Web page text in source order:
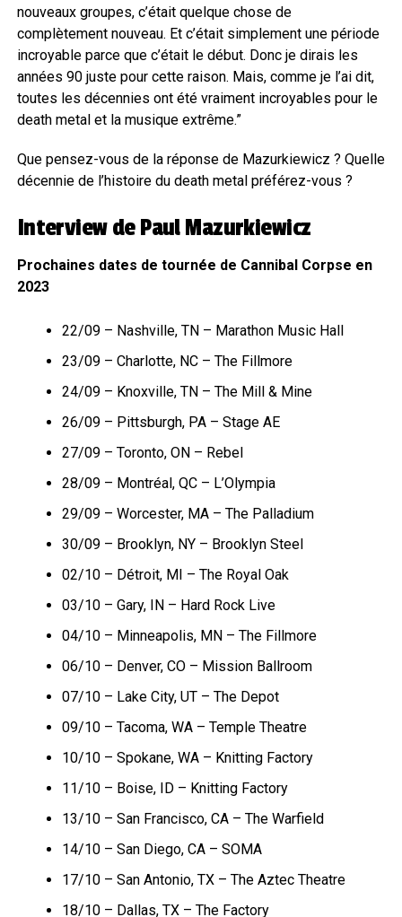
nouveaux groupes, c’était quelque chose de
complètement nouveau. Et c’était simplement une période
incroyable parce que c’était le début. Donc je dirais les
années 90 juste pour cette raison. Mais, comme je l’ai dit,
toutes les décennies ont été vraiment incroyables pour le
death metal et la musique extrême.”
Que pensez-vous de la réponse de Mazurkiewicz ? Quelle
décennie de l’histoire du death metal préférez-vous ?
Interview de Paul Mazurkiewicz
Prochaines dates de tournée de Cannibal Corpse en
2023
22/09 – Nashville, TN – Marathon Music Hall
23/09 – Charlotte, NC – The Fillmore
24/09 – Knoxville, TN – The Mill & Mine
26/09 – Pittsburgh, PA – Stage AE
27/09 – Toronto, ON – Rebel
28/09 – Montréal, QC – L’Olympia
29/09 – Worcester, MA – The Palladium
30/09 – Brooklyn, NY – Brooklyn Steel
02/10 – Détroit, MI – The Royal Oak
03/10 – Gary, IN – Hard Rock Live
04/10 – Minneapolis, MN – The Fillmore
06/10 – Denver, CO – Mission Ballroom
07/10 – Lake City, UT – The Depot
09/10 – Tacoma, WA – Temple Theatre
10/10 – Spokane, WA – Knitting Factory
11/10 – Boise, ID – Knitting Factory
13/10 – San Francisco, CA – The Warfield
14/10 – San Diego, CA – SOMA
17/10 – San Antonio, TX – The Aztec Theatre
18/10 – Dallas, TX – The Factory